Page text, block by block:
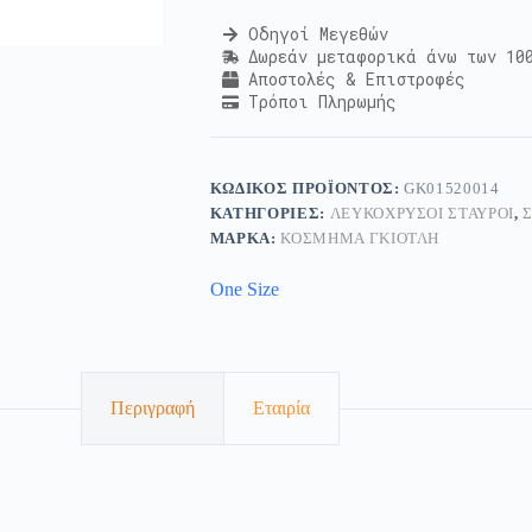
Οδηγοί Μεγεθών
Δωρεάν μεταφορικά άνω των
Αποστολές & Επιστροφές
Τρόποι Πληρωμής
ΚΩΔΙΚΌΣ ΠΡΟΪΌΝΤΟΣ:GK01520014
ΚΑΤΗΓΟΡΊΕΣ: ΛΕΥΚΌΧΡΥΣΟΙ ΣΤΑΥΡΟΊ,
ΜΆΡΚΑ:ΚΟΣΜΗΜΑ ΓΚΙΟΤΛΗ
One Size
Περιγραφή Εταιρία